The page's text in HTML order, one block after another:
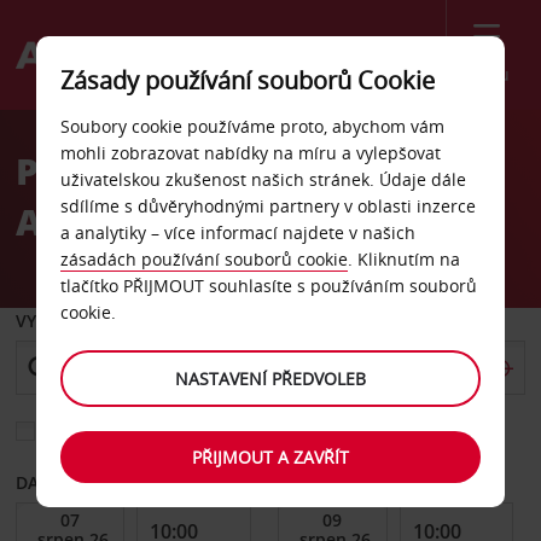
Menu
Welcome
AvisPronájem auta na letišti
Alicante
VYZVEDNOUT Z
Vyberte si jiné místo vrácení
DATUM OD DATUM DO
Zásady používání souborů Cookie
Soubory cookie používáme proto, abychom vám
mohli zobrazovat nabídky na míru a vylepšovat
uživatelskou zkušenost našich stránek. Údaje dále
sdílíme s důvěryhodnými partnery v oblasti inzerce
a analytiky – více informací najdete v našich
zásadách používání souborů cookie. Kliknutím na
tlačítko PŘIJMOUT souhlasíte s používáním souborů
cookie.
NASTAVENÍ PŘEDVOLEB
PŘIJMOUT A ZAVŘÍT